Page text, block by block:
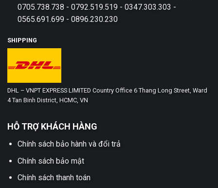
0705.738.738 - 0792.519.519 - 0347.303.303 -
0565.691.699 - 0896.230.230
SHIPPING
DHL – VNPT EXPRESS LIMITED Country Office 6 Thang Long Street, Ward
4 Tan Binh District, HCMC, VN
HỖ TRỢ KHÁCH HÀNG
Chính sách bảo hành và đổi trả
Chính sách bảo mật
Chính sách thanh toán